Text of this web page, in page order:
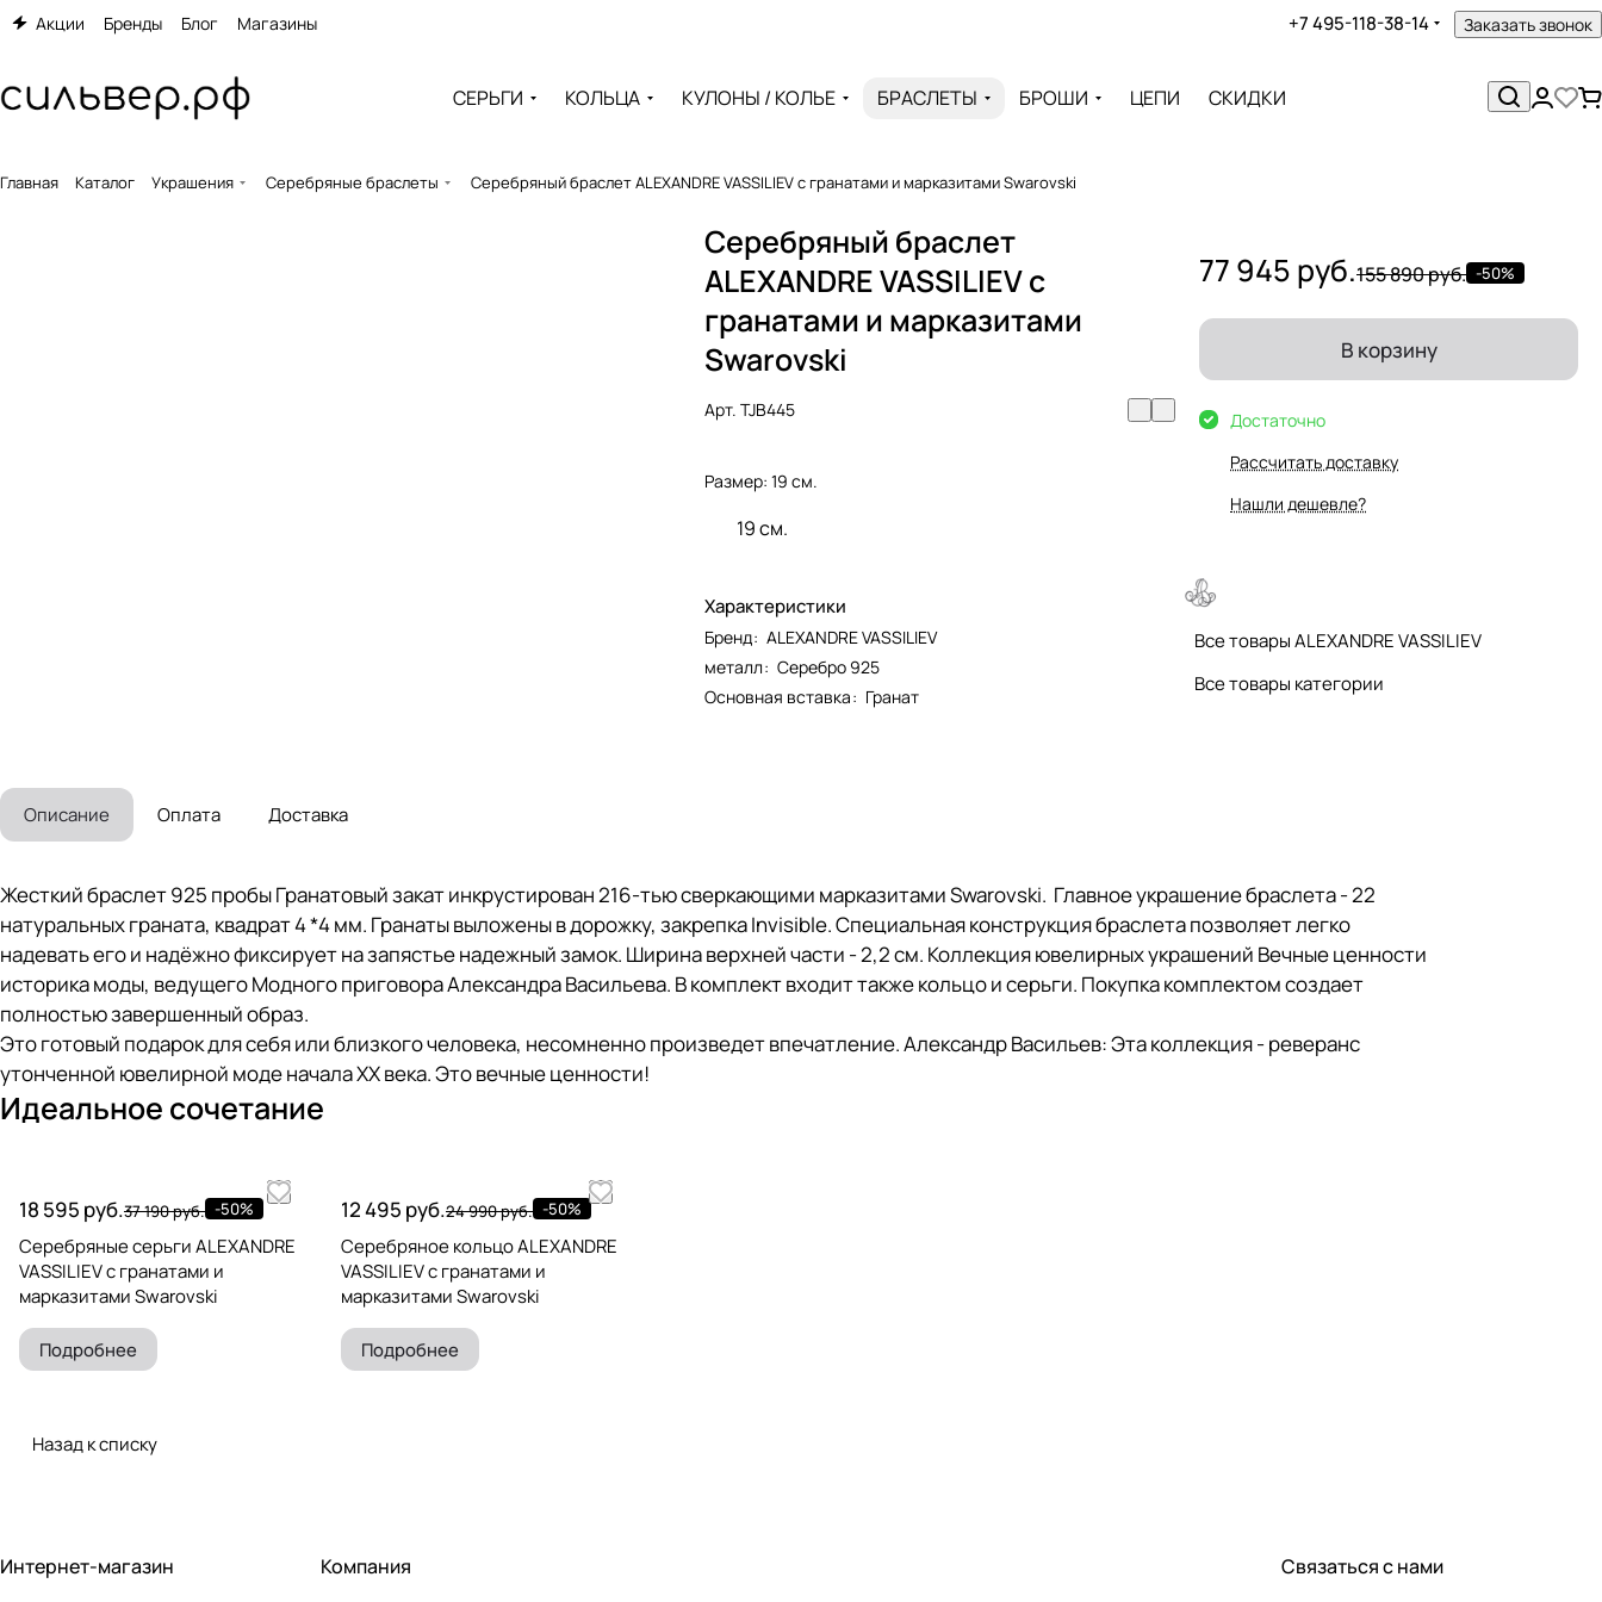
Акции Бренды Блог Магазины +7 495-118-38-14 Заказать звонок
СЕРЬГИ КОЛЬЦА КУЛОНЫ / КОЛЬЕ БРАСЛЕТЫ БРОШИ ЦЕПИ СКИДКИ
Главная Каталог Украшения Серебряные браслеты Серебряный браслет ALEXANDRE VASSILIEV с гранатами и марказитами Swarovski
Серебряный браслет
ALEXANDRE VASSILIEV с
гранатами и марказитами
Swarovski
Арт.TJB445
Размер:19 см.
19 см.
Характеристики
Бренд: ALEXANDRE VASSILIEV
металл: Серебро 925
Основная вставка: Гранат
77 945 руб.155 890 руб. -50%
В корзину
Достаточно
Рассчитать доставку
Нашли дешевле?
Все товары ALEXANDRE VASSILIEV
Все товары категории
Описание Оплата Доставка
Жесткий браслет 925 пробы Гранатовый закат инкрустирован 216-тью сверкающими марказитами Swarovski. Главное украшение браслета - 22
натуральных граната, квадрат 4 *4 мм. Гранаты выложены в дорожку, закрепка Invisible. Специальная конструкция браслета позволяет легко
надевать его и надёжно фиксирует на запястье надежный замок. Ширина верхней части - 2,2 см. Коллекция ювелирных украшений Вечные ценности
историка моды, ведущего Модного приговора Александра Васильева. В комплект входит также кольцо и серьги. Покупка комплектом создает
полностью завершенный образ.
Это готовый подарок для себя или близкого человека, несомненно произведет впечатление. Александр Васильев: Эта коллекция - реверанс
утонченной ювелирной моде начала XX века. Это вечные ценности!
Идеальное сочетание
18 595 руб.37 190 руб. -50%
Серебряные серьги ALEXANDRE
VASSILIEV с гранатами и
марказитами Swarovski
Подробнее
12 495 руб.24 990 руб. -50%
Серебряное кольцо ALEXANDRE
VASSILIEV с гранатами и
марказитами Swarovski
Подробнее
Назад к списку
Интернет-магазин Компания Связаться с нами